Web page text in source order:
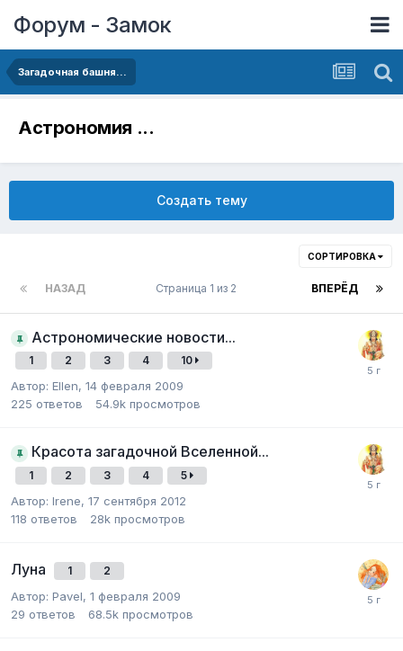
Форум - Замок
Загадочная башня...
Астрономия ...
Создать тему
СОРТИРОВКА
НАЗАД ВПЕРЁД
Страница 1 из 2
Астрономические новости...
1 2 3 4 10
Автор: Ellen, 14 февраля 2009
225 ответов 54.9k просмотров
Красота загадочной Вселенной...
1 2 3 4 5
Автор: Irene, 17 сентября 2012
118 ответов 28k просмотров
Луна 1 2
Автор: Pavel, 1 февраля 2009
29 ответов 68.5k просмотров